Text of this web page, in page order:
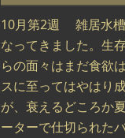
10月第2週 雑居水槽
なってきました。生
らの面々はまだ食欲
スに至ってはやはり
が、衰えるどころか
ーターで仕切られた